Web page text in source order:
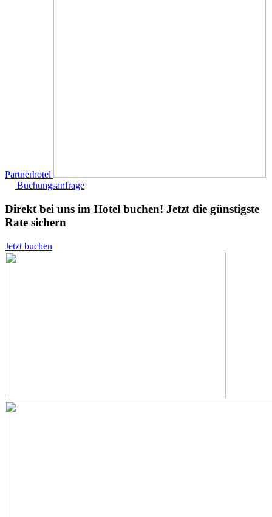
Partnerhotel
Buchungsanfrage
Direkt bei uns im Hotel buchen! Jetzt die günstigste
Rate sichern
Jetzt buchen